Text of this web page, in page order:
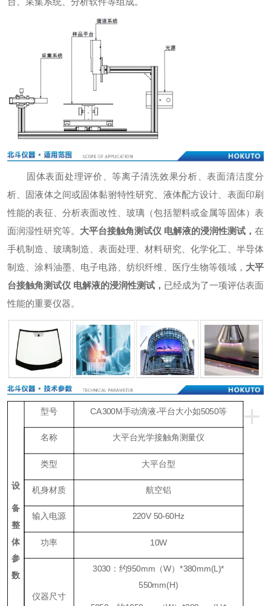
固体表面处理评价、等离子清洗效果分析、表面清洁度分
析、固液体之间或固体黏驸特性研究、液体配方设计、表面印刷
性能的表征、分析表面改性、玻璃（包括塑料或金属等固体）表
面润湿性研究等。 大平台接触角测试仪 电解液的浸润性测试 ， 在
手机制造、玻璃制造、表面处理、材料研究、化学化工、半导体
制造、涂料油墨、电子电路、纺织纤维、医疗生物等领域， 大平
台接触角测试仪 电解液的浸润性测试 ， 已经成为了一项评估表面
性能的重要仪器。
+
设
备
整
体
参
数
型号 CA300M手动滴液-平台大小如5050等
名称 大平台光学接触角测量仪
类型 大平台型
机身材质 航空铝
输入电源 220V 50-60Hz
功率 10W
仪器尺寸
3030：约950mm（W）*380mm(L)*
550mm(H)